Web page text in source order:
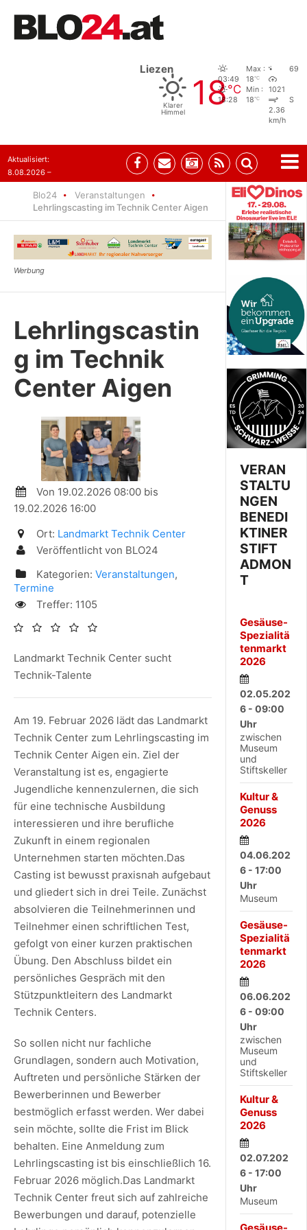
Liezen
Klarer
Himmel
18°C
03:49
18:28
Max :
18°C
Min :
18°C
69
1021
S
2.36
km/h
Aktualisiert:
8.08.2026 –
Blo24
Veranstaltungen
Lehrlingscasting im Technik Center Aigen
Lehrlingscastin
g im Technik
Center Aigen
Von 19.02.2026 08:00 bis
19.02.2026 16:00
Ort: Landmarkt Technik Center
Veröffentlicht von BLO24
Kategorien: Veranstaltungen,
Termine
Treffer: 1105
Landmarkt Technik Center sucht
Technik-Talente
Am 19. Februar 2026 lädt das Landmarkt
Technik Center zum Lehrlingscasting im
Technik Center Aigen ein. Ziel der
Veranstaltung ist es, engagierte
Jugendliche kennenzulernen, die sich
für eine technische Ausbildung
interessieren und ihre berufliche
Zukunft in einem regionalen
Unternehmen starten möchten.Das
Casting ist bewusst praxisnah aufgebaut
und gliedert sich in drei Teile. Zunächst
absolvieren die Teilnehmerinnen und
Teilnehmer einen schriftlichen Test,
gefolgt von einer kurzen praktischen
Übung. Den Abschluss bildet ein
persönliches Gespräch mit den
Stützpunktleitern des Landmarkt
Technik Centers.
So sollen nicht nur fachliche
Grundlagen, sondern auch Motivation,
Auftreten und persönliche Stärken der
Bewerberinnen und Bewerber
bestmöglich erfasst werden. Wer dabei
sein möchte, sollte die Frist im Blick
behalten. Eine Anmeldung zum
Lehrlingscasting ist bis einschließlich 16.
Februar 2026 möglich.Das Landmarkt
Technik Center freut sich auf zahlreiche
Bewerbungen und darauf, potenzielle
VERAN
STALTU
NGEN
BENEDI
KTINER
STIFT
ADMON
T
Gesäuse-
Spezialitä
tenmarkt
2026
02.05.202
6 - 09:00
Uhr
zwischen
Museum
und
Stiftskeller
Kultur &
Genuss
2026
04.06.202
6 - 17:00
Uhr
Museum
Gesäuse-
Spezialitä
tenmarkt
2026
06.06.202
6 - 09:00
Uhr
zwischen
Museum
und
Stiftskeller
Kultur &
Genuss
2026
02.07.202
6 - 17:00
Uhr
Museum